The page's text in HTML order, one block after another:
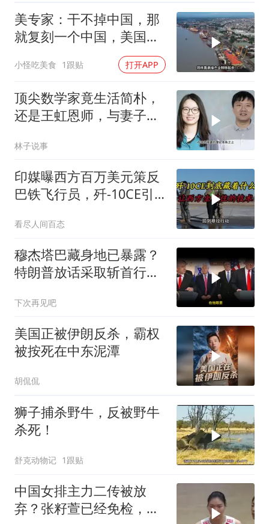
美专家：干不掉中国，那
就复刻一个中国，美国看
小怪吃美食 1跟贴 打开APP
顶尖数学家竟生活简朴，
还是王虹恩师，与妻子合
林子说事
印媒曝西方百万美元策反
巴铁飞行员，歼-10CE引
看尽人间百态
穆杰塔巴藏身地已暴露？
特朗普放话采取斩首行
下次再见吧
美国正被伊朗反杀，霸权
被按死在中东泥潭
胡侃侃
狮子捕杀野牛，反被野牛
杀死！
舒克动物记 1跟贴
中国女排主力二传被放
弃？张籽萱已经免检，赵